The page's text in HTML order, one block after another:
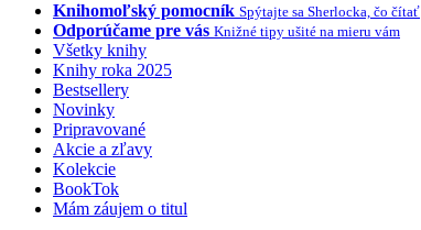
Knihomoľský pomocník Spýtajte sa Sherlocka, čo čítať
Odporúčame pre vás Knižné tipy ušité na mieru vám
Všetky knihy
Knihy roka 2025
Bestsellery
Novinky
Pripravované
Akcie a zľavy
Kolekcie
BookTok
Mám záujem o titul